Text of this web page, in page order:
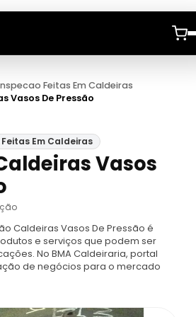
Caldeiras
Celulose
Em Caldeiras
De Caldeiras
De CaldeirasDe Caldeiras A Gás
Feitas Em Caldeiras
Vasos De Pressão
Em Caldeiras
Vasos
Caldeiras Vasos De Pressão é
e serviços que podem ser
No BMA Caldeiraria, portal
de negócios para o mercado